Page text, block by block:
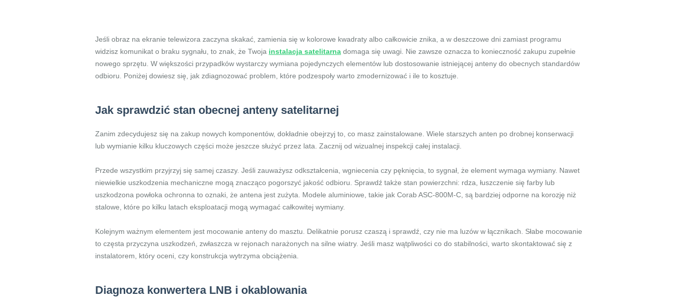
Jeśli obraz na ekranie telewizora zaczyna skakać, zamienia się w kolorowe kwadraty albo całkowicie znika, a w deszczowe dni zamiast programu
widzisz komunikat o braku sygnału, to znak, że Twoja instalacja satelitarna domaga się uwagi. Nie zawsze oznacza to konieczność zakupu zupełnie
nowego sprzętu. W większości przypadków wystarczy wymiana pojedynczych elementów lub dostosowanie istniejącej anteny do obecnych standardów
odbioru. Poniżej dowiesz się, jak zdiagnozować problem, które podzespoły warto zmodernizować i ile to kosztuje.
Jak sprawdzić stan obecnej anteny satelitarnej
Zanim zdecydujesz się na zakup nowych komponentów, dokładnie obejrzyj to, co masz zainstalowane. Wiele starszych anten po drobnej konserwacji
lub wymianie kilku kluczowych części może jeszcze służyć przez lata. Zacznij od wizualnej inspekcji całej instalacji.
Przede wszystkim przyjrzyj się samej czaszy. Jeśli zauważysz odkształcenia, wgniecenia czy pęknięcia, to sygnał, że element wymaga wymiany. Nawet
niewielkie uszkodzenia mechaniczne mogą znacząco pogorszyć jakość odbioru. Sprawdź także stan powierzchni: rdza, łuszczenie się farby lub
uszkodzona powłoka ochronna to oznaki, że antena jest zużyta. Modele aluminiowe, takie jak Corab ASC-800M-C, są bardziej odporne na korozję niż
stalowe, które po kilku latach eksploatacji mogą wymagać całkowitej wymiany.
Kolejnym ważnym elementem jest mocowanie anteny do masztu. Delikatnie porusz czaszą i sprawdź, czy nie ma luzów w łącznikach. Słabe mocowanie
to częsta przyczyna uszkodzeń, zwłaszcza w rejonach narażonych na silne wiatry. Jeśli masz wątpliwości co do stabilności, warto skontaktować się z
instalatorem, który oceni, czy konstrukcja wytrzyma obciążenia.
Diagnoza konwertera LNB i okablowania